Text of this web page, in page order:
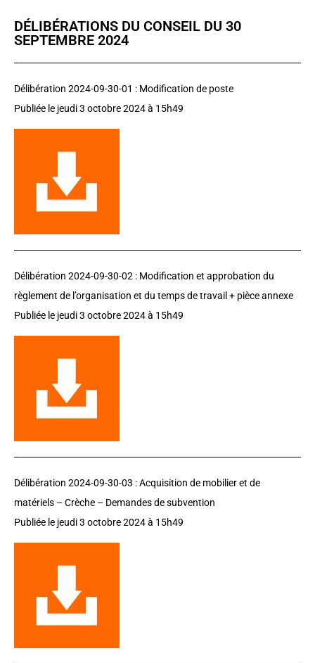
DÉLIBÉRATIONS DU CONSEIL DU 30
SEPTEMBRE 2024
Délibération 2024-09-30-01 : Modification de poste
Publiée le jeudi 3 octobre 2024 à 15h49
Délibération 2024-09-30-02 : Modification et approbation du
règlement de l’organisation et du temps de travail + pièce annexe
Publiée le jeudi 3 octobre 2024 à 15h49
Délibération 2024-09-30-03 :Acquisition de mobilier et de
matériels – Crèche – Demandes de subvention
Publiée le jeudi 3 octobre 2024 à 15h49